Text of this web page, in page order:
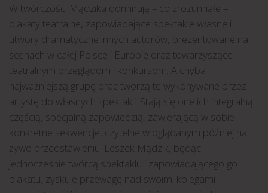
W twórczości Mądzika dominują – co zrozumiałe –
plakaty teatralne, zapowiadające spektakle własne i
utwory dramatyczne innych autorów, prezentowane na
scenach w całej Polsce i Europie oraz towarzyszące
teatralnym przeglądom i konkursom. A chyba
najważniejszą grupę prac tworzą te wykonywane przez
artystę do własnych spektakli. Stają się one ich integralną
częścią, specjalną zapowiedzią, zawierającą w sobie
konkretne sekwencje, czytelne w oglądanym później na
żywo przedstawieniu. Leszek Mądzik, będąc
jednocześnie twórcą spektaklu i zapowiadającego go
plakatu, zyskuje przewagę nad swoimi kolegami –